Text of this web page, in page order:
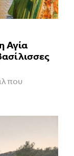
Αγία
που